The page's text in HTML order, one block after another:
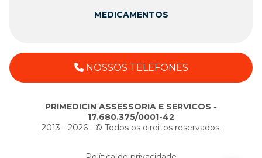
MEDICAMENTOS
NOSSOS TELEFONES
PRIMEDICIN ASSESSORIA E SERVICOS -
17.680.375/0001-42
2013 - 2026 - ©️ Todos os direitos reservados.